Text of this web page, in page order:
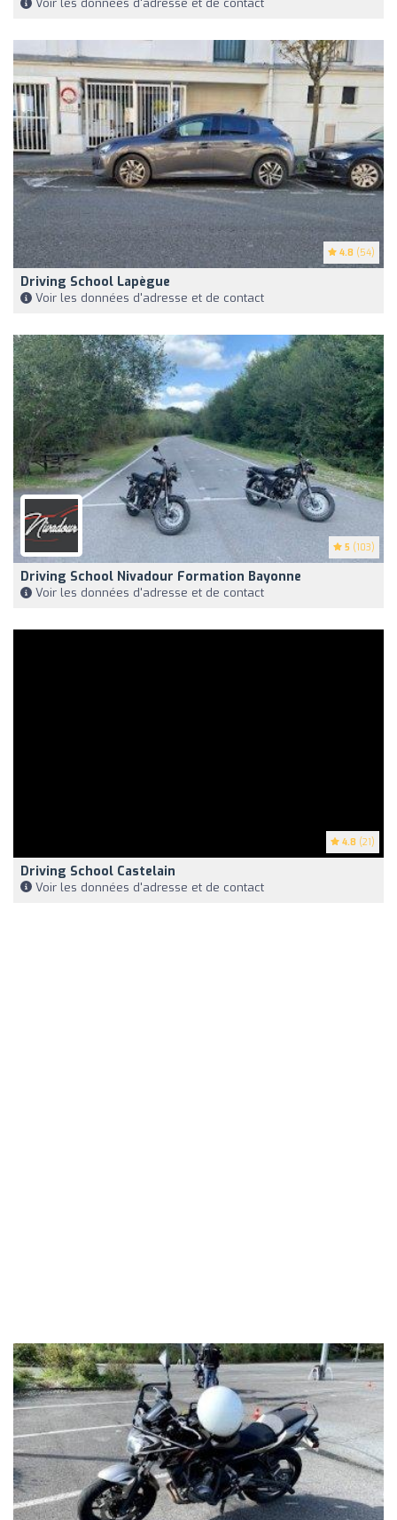
Voir les données d'adresse et de contact
4.8 (54)
Driving School Lapègue
Voir les données d'adresse et de contact
5 (103)
Driving School Nivadour Formation Bayonne
Voir les données d'adresse et de contact
4.8 (21)
Driving School Castelain
Voir les données d'adresse et de contact